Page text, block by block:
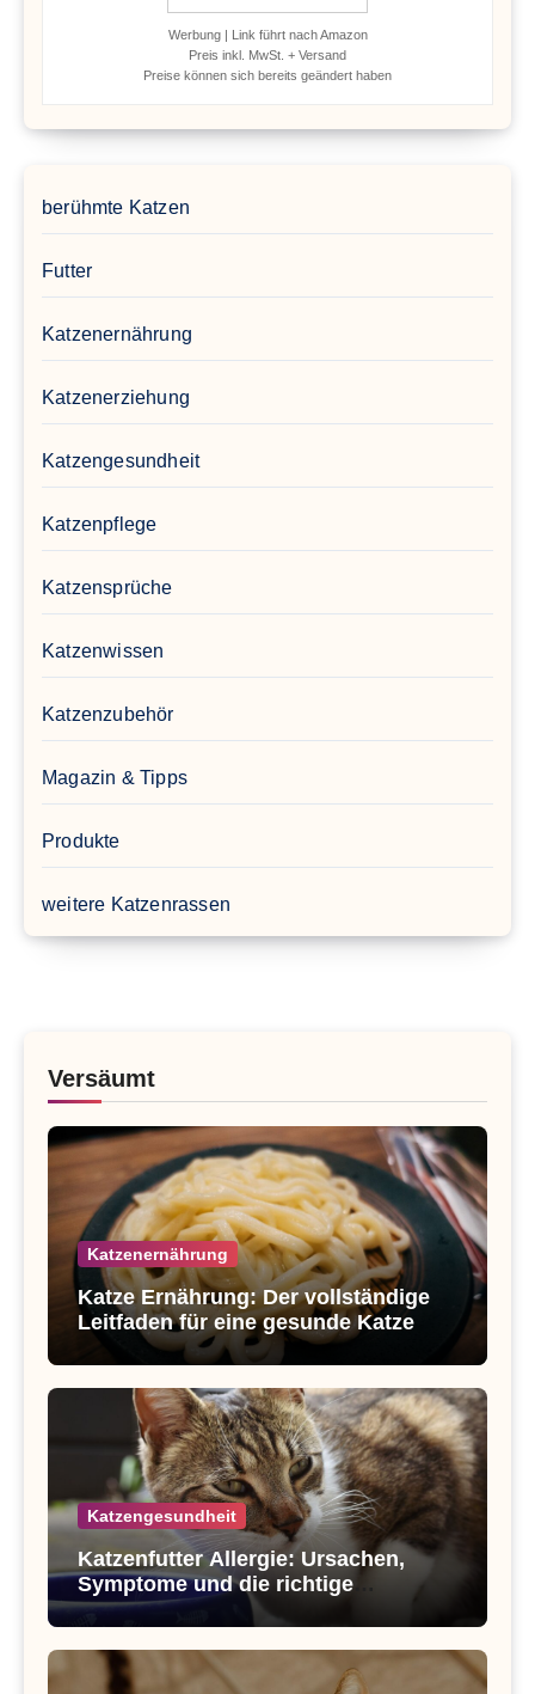
Werbung | Link führt nach Amazon
Preis inkl. MwSt. + Versand
Preise können sich bereits geändert haben
berühmte Katzen
Futter
Katzenernährung
Katzenerziehung
Katzengesundheit
Katzenpflege
Katzensprüche
Katzenwissen
Katzenzubehör
Magazin & Tipps
Produkte
weitere Katzenrassen
Versäumt
Katzenernährung
Katze Ernährung: Der vollständige
Leitfaden für eine gesunde Katze
Katzengesundheit
Katzenfutter Allergie: Ursachen,
Symptome und die richtige
Ernährung